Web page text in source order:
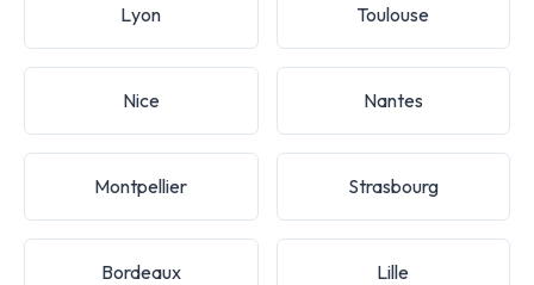
Lyon Toulouse
Nice Nantes
Montpellier Strasbourg
Bordeaux Lille